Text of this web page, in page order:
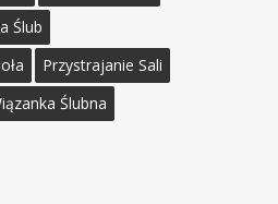
Ślub
Przystrajanie Sali
Ślubna